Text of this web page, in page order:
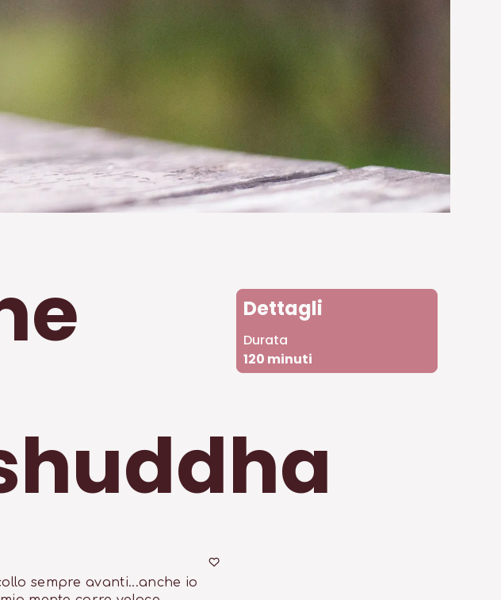
sempre avanti...anche io
Dettagli
Durata
120 minuti